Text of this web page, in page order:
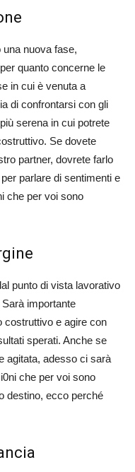
nuova fase,
quanto concerne le
in cui è venuta a
di confrontarsi con gli
serena in cui potrete
Se dovete
partner, dovrete farlo
parlare di sentimenti e
che per voi sono
punto di vista lavorativo
importante
costruttivo e agire con
sperati. Anche se
agitata, adesso ci sarà
che per voi sono
destino, ecco perché